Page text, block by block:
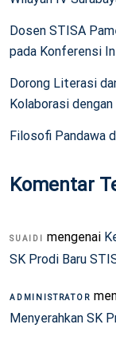
Dosen STISA
pada Konferensi
Dorong Literasi
Kolaborasi
Filosofi Pandawa
Komentar
SUAIDI mengenai
SK Prodi Baru
ADMINISTRATOR
Menyerahkan SK